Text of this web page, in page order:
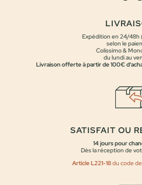
Expédition en 24/48h
selon le
Colissimo &
du lundi au
Livraison offerte à partir de 100€
SATISFAIT OU
14 jours pour
Dès la réception de
Article L221-18du code